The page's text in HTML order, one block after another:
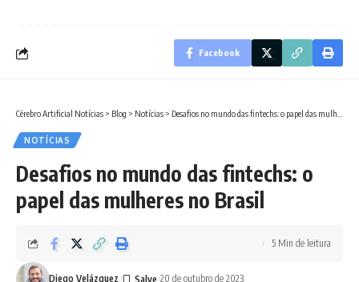
Facebook
Cérebro Artificial Notícias > Blog > Notícias > Desafios no mundo das fintechs: o papel das mulheres no Brasil
NOTÍCIAS
Desafios no mundo das fintechs: o
papel das mulheres no Brasil
Diego Velázquez 20 de outubro de 2023
5 Min de leitura